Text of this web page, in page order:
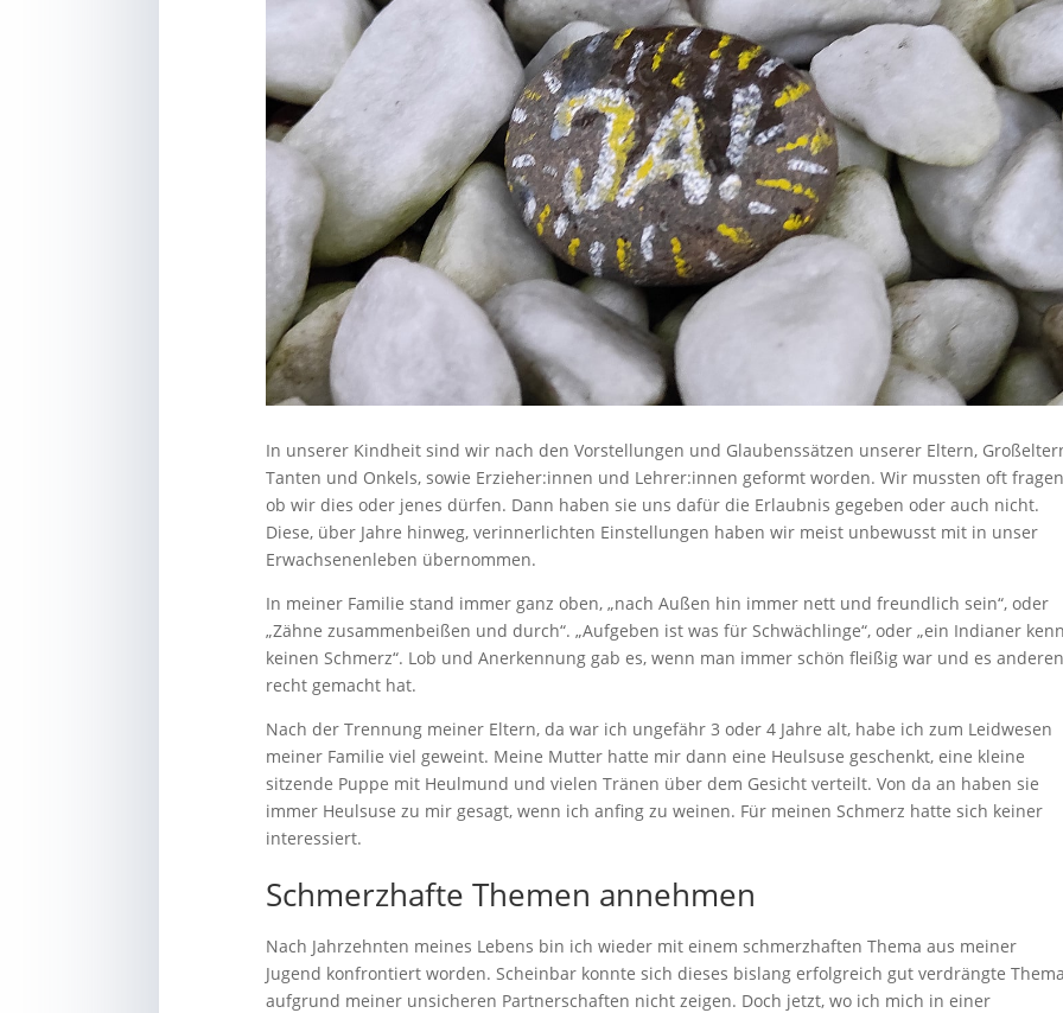
In unserer Kindheit sind wir nach den Vorstellungen und Glaubenssätzen unserer Eltern,
Tanten und Onkels, sowie Erzieher:innen und Lehrer:innen geformt worden. Wir mussten oft
ob wir dies oder jenes dürfen. Dann haben sie uns dafür die Erlaubnis gegeben oder auch nicht.
Diese, über Jahre hinweg, verinnerlichten Einstellungen haben wir meist unbewusst mit in unser
Erwachsenenleben übernommen.
In meiner Familie stand immer ganz oben, „nach Außen hin immer nett und freundlich sein“, oder
„Zähne zusammenbeißen und durch“. „Aufgeben ist was für Schwächlinge“, oder „ein Indianer
keinen Schmerz“. Lob und Anerkennung gab es, wenn man immer schön fleißig war und es anderen
recht gemacht hat.
Nach der Trennung meiner Eltern, da war ich ungefähr 3 oder 4 Jahre alt, habe ich zum Leidwesen
meiner Familie viel geweint. Meine Mutter hatte mir dann eine Heulsuse geschenkt, eine kleine
sitzende Puppe mit Heulmund und vielen Tränen über dem Gesicht verteilt. Von da an haben sie
immer Heulsuse zu mir gesagt, wenn ich anfing zu weinen. Für meinen Schmerz hatte sich keiner
interessiert.
Schmerzhafte Themen annehmen
Nach Jahrzehnten meines Lebens bin ich wieder mit einem schmerzhaften Thema aus meiner
Jugend konfrontiert worden. Scheinbar konnte sich dieses bislang erfolgreich gut verdrängte Thema
aufgrund meiner unsicheren Partnerschaften nicht zeigen. Doch jetzt, wo ich mich in einer